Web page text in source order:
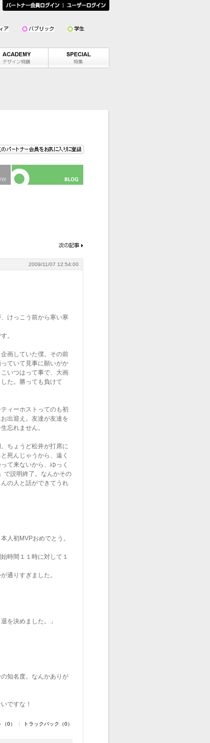
2009/11/07 12:54:00
けっこう前から寒い寒
。
画していた僕。その前
ていて見事に願いがか
いつはって事で、大画
た。勝っても負けて
ィーホストってのも初
出迎え。友達が友達を
忘れません。
ちょうど松井が打席に
死んじゃうから、遠く
て来ないから、ゆっく
で説明終了。なんかその
の人と話ができてうれ
人初MVPおめでとう。
時間１１時に対して１
通りすぎました。
を決めました。」
知名度。なんかありが
ですな！
0） トラックバック（0）